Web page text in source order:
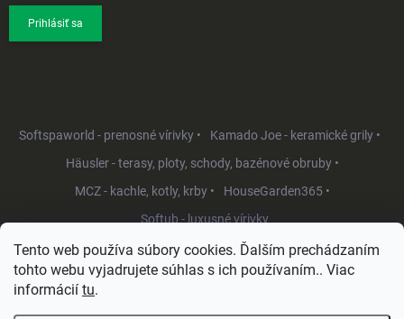
Tento web používa súbory cookies. Ďalším prechádzaním
tohto webu vyjadrujete súhlas s ich používaním.. Viac
informácií tu.
Prihlásiť sa
Softspaworld - prenosné vírivky •
Kamado Joe - keramické grily •
Häusler - terasy, ploty, schody, bazénové obruby •
MCZ - kachle, kotly, krby •
HouseGarden365 •
Softub - luxusné vírivky